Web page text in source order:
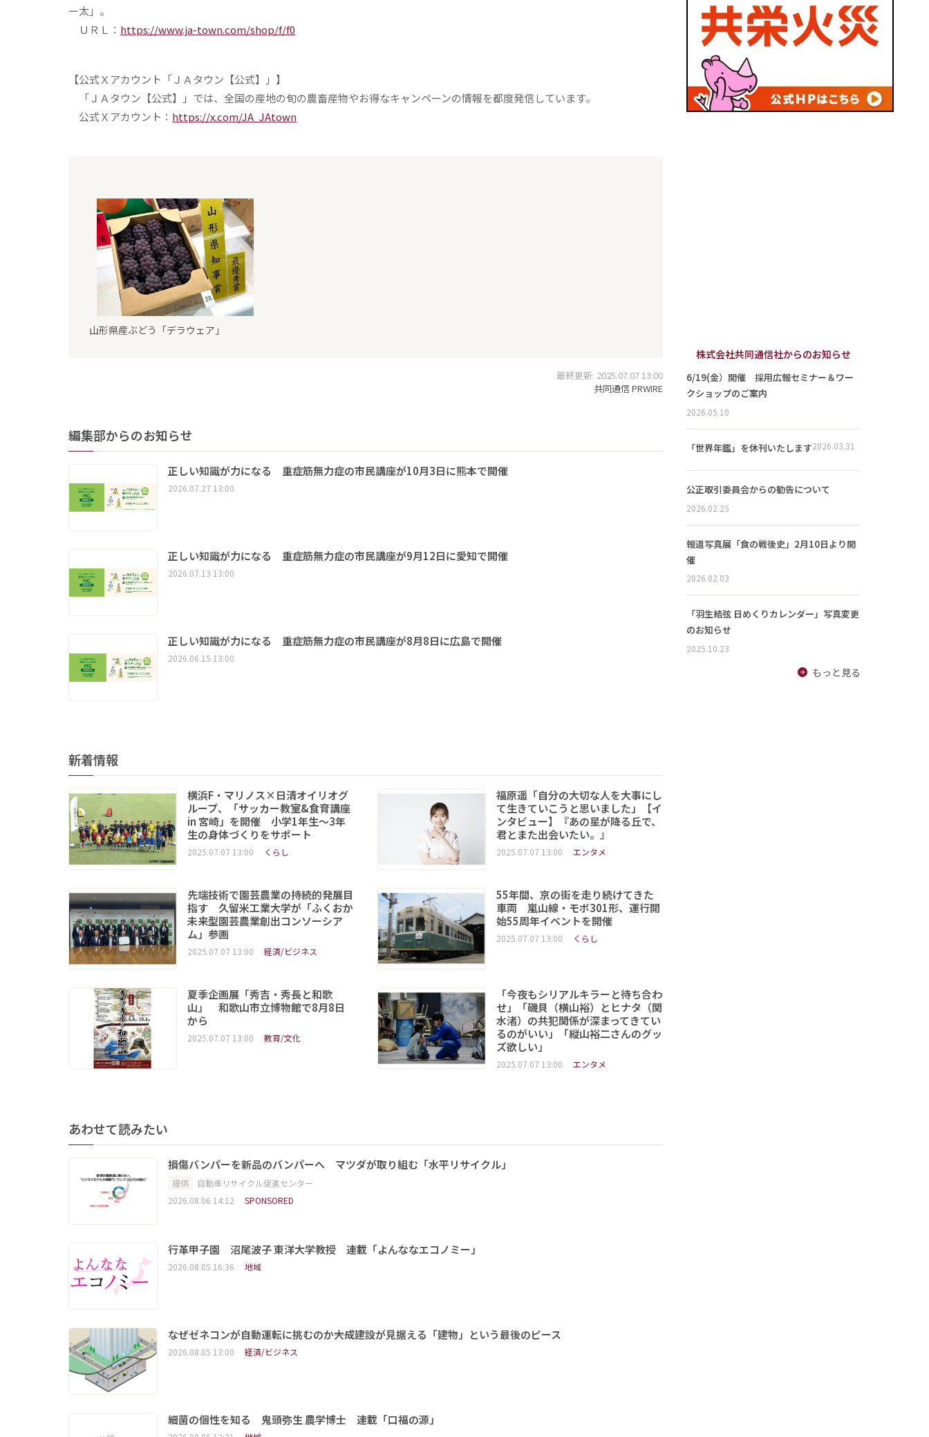
ー太」。
ＵＲＬ： https://www.ja-town.com/shop/f/f0
【公式Ｘアカウント「ＪＡタウン【公式】」】
「ＪＡタウン【公式】」では、全国の産地の旬の農畜産物やお得なキャンペーンの情報を都度発信しています。
公式Ｘアカウント： https://x.com/JA_JAtown
山形県産ぶどう「デラウェア」
最終更新: 2025.07.07 13:00
共同通信 PRWIRE
編集部からのお知らせ
正しい知識が力になる 重症筋無力症の市民講座が10月3日に熊本で開催
2026.07.27 13:00
正しい知識が力になる 重症筋無力症の市民講座が9月12日に愛知で開催
2026.07.13 13:00
正しい知識が力になる 重症筋無力症の市民講座が8月8日に広島で開催
2026.06.15 13:00
新着情報
横浜F・マリノス×日清オイリオグ
ループ、「サッカー教室&食育講座
in 宮崎」を開催 小学1年生～3年
生の身体づくりをサポート
2025.07.07 13:00 くらし
福原遥「自分の大切な人を大事にし
て生きていこうと思いました」【イ
ンタビュー】『あの星が降る丘で、
君とまた出会いたい。』
2025.07.07 13:00 エンタメ
先端技術で園芸農業の持続的発展目
指す 久留米工業大学が「ふくおか
未来型園芸農業創出コンソーシア
ム」参画
2025.07.07 13:00 経済/ビジネス
55年間、京の街を走り続けてきた
車両 嵐山線・モボ301形、運行開
始55周年イベントを開催
2025.07.07 13:00 くらし
夏季企画展「秀吉・秀長と和歌
山」 和歌山市立博物館で8月8日
から
2025.07.07 13:00 教育/文化
「今夜もシリアルキラーと待ち合わ
せ」「磯貝（横山裕）とヒナタ（関
水渚）の共犯関係が深まってきてい
るのがいい」「縦山裕二さんのグッ
ズ欲しい」
2025.07.07 13:00 エンタメ
あわせて読みたい
損傷バンパーを新品のバンパーへ マツダが取り組む「水平リサイクル」
提供
自動車リサイクル促進センター
2026.08.06 14:12
SPONSORED
行革甲子園 沼尾波子 東洋大学教授 連載「よんななエコノミー」
2026.08.05 16:36 地域
なぜゼネコンが自動運転に挑むのか――大成建設が見据える「建物」という最後のピース
2026.08.05 13:00 経済/ビジネス
細菌の個性を知る 鬼頭弥生 農学博士 連載「口福の源」
株式会社共同通信社からのお知らせ
6/19(金）開催 採用広報セミナー＆ワー
クショップのご案内
2026.05.10
「世界年鑑」を休刊いたします2026.03.31
公正取引委員会からの勧告について
2026.02.25
報道写真展「食の戦後史」2月10日より開
催
2026.02.03
「羽生結弦 日めくりカレンダー」写真変更
のお知らせ
2025.10.23
もっと見る